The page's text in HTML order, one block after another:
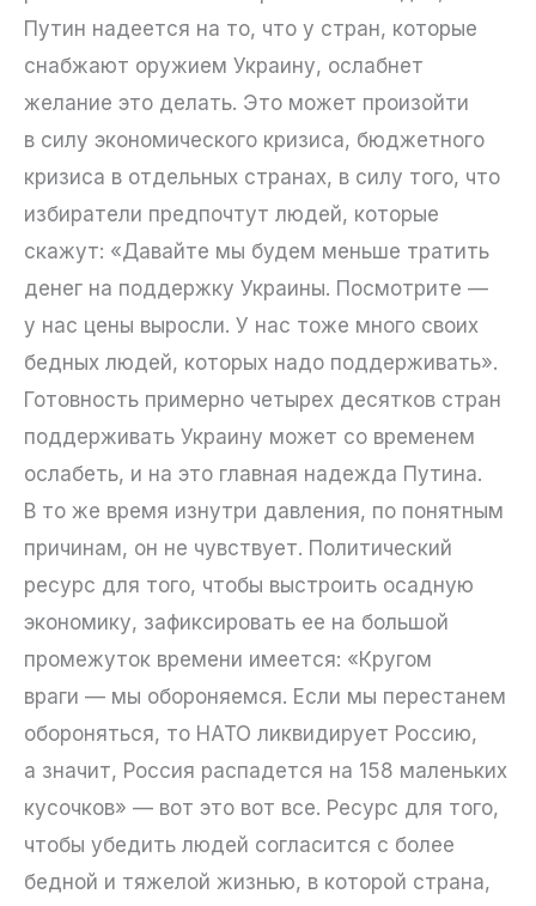
Путин надеется на то, что у стран, которые
снабжают оружием Украину, ослабнет
желание это делать. Это может произойти
в силу экономического кризиса, бюджетного
кризиса в отдельных странах, в силу того, что
избиратели предпочтут людей, которые
скажут: «Давайте мы будем меньше тратить
денег на поддержку Украины. Посмотрите —
у нас цены выросли. У нас тоже много своих
бедных людей, которых надо поддерживать».
Готовность примерно четырех десятков стран
поддерживать Украину может со временем
ослабеть, и на это главная надежда Путина.
В то же время изнутри давления, по понятным
причинам, он не чувствует. Политический
ресурс для того, чтобы выстроить осадную
экономику, зафиксировать ее на большой
промежуток времени имеется: «Кругом
враги — мы обороняемся. Если мы перестанем
обороняться, то НАТО ликвидирует Россию,
а значит, Россия распадется на 158 маленьких
кусочков» — вот это вот все. Ресурс для того,
чтобы убедить людей согласится с более
бедной и тяжелой жизнью, в которой страна,